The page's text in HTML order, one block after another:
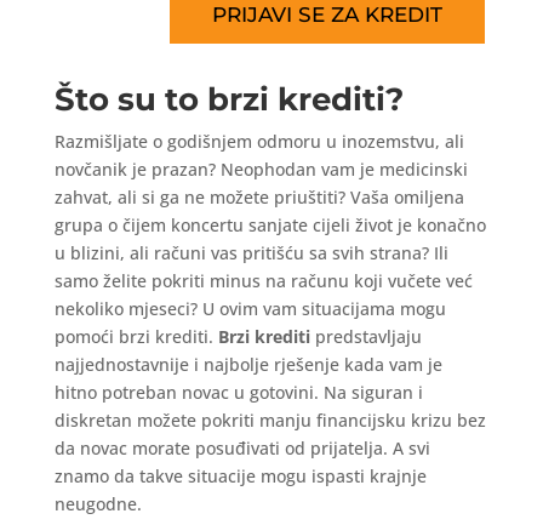
PRIJAVI SE ZA KREDIT
Što su to brzi krediti?
Razmišljate o godišnjem odmoru u inozemstvu, ali
novčanik je prazan? Neophodan vam je medicinski
zahvat, ali si ga ne možete priuštiti? Vaša omiljena
grupa o čijem koncertu sanjate cijeli život je konačno
u blizini, ali računi vas pritišću sa svih strana? Ili
samo želite pokriti minus na računu koji vučete već
nekoliko mjeseci? U ovim vam situacijama mogu
pomoći brzi krediti. Brzi kreditipredstavljaju
najjednostavnije i najbolje rješenje kada vam je
hitno potreban novac u gotovini. Na siguran i
diskretan možete pokriti manju financijsku krizu bez
da novac morate posuđivati od prijatelja. A svi
znamo da takve situacije mogu ispasti krajnje
neugodne.